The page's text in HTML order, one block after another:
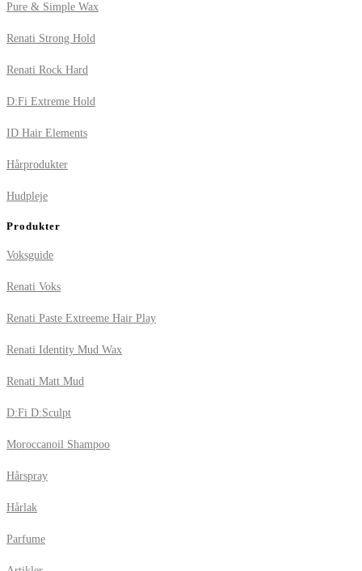
Pure & Simple Wax
Renati Strong Hold
Renati Rock Hard
D:Fi Extreme Hold
ID Hair Elements
Hårprodukter
Hudpleje
Produkter
Voksguide
Renati Voks
Renati Paste Extreeme Hair Play
Renati Identity Mud Wax
Renati Matt Mud
D:Fi D:Sculpt
Moroccanoil Shampoo
Hårspray
Hårlak
Parfume